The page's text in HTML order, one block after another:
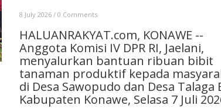
8 July 2026 / 0 Comments
HALUANRAKYAT.com, KONAWE --
Anggota Komisi IV DPR RI, Jaelani,
menyalurkan bantuan ribuan bibit
tanaman produktif kepada
di Desa Sawopudo dan Desa Talaga
Kabupaten Konawe, Selasa 7 Juli